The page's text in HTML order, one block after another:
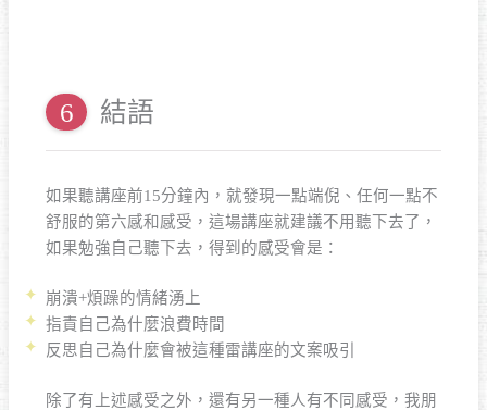
結語
如果聽講座前15分鐘內，就發現一點端倪、任何一點不
舒服的第六感和感受，這場講座就建議不用聽下去了，
如果勉強自己聽下去，得到的感受會是：
崩潰+煩躁的情緒湧上
指責自己為什麼浪費時間
反思自己為什麼會被這種雷講座的文案吸引
除了有上述感受之外，還有另一種人有不同感受，我朋